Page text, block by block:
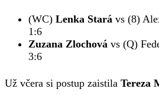
(WC) Lenka Stará vs (8)
1:6
Zuzana Zlochová vs (Q)
3:6
Už včera si postup zaistila Tereza